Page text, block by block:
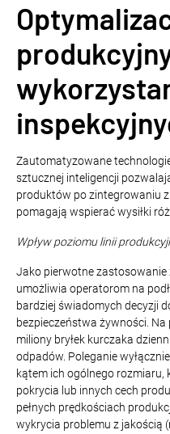
Zautomatyzowane
sztucznej inteligencji
produktów po zintegrowaniu
pomagają wspierać wysiłki
Wpływ poziomu linii
Jako pierwotne
umożliwia operatorom na
bardziej świadomych decyzji
bezpieczeństwa żywności.
miliony bryłek kurczaka
odpadów. Poleganie
kątem ich ogólnego rozmiaru,
pokrycia lub innych cech
pełnych prędkościach
wykrycia problemu z jakością